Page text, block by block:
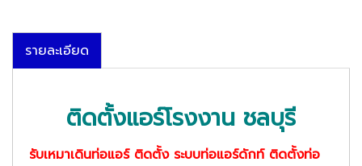
รายละเอียด
ติดตั้งแอร์โรงงาน ชลบุรี
รับเหมาเดินท่อแอร์ ติดตั้ง ระบบท่อแอร์ดักท์ ติดตั้งท่อ